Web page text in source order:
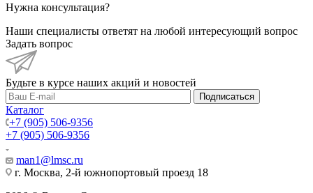
Нужна консультация?
Наши специалисты ответят на любой интересующий вопрос
Задать вопрос
Будьте в курсе наших акций и новостей
Подписаться
Каталог
+7 (905) 506-9356
+7 (905) 506-9356
man1@lmsc.ru
г. Москва, 2-й южнопортовый проезд 18